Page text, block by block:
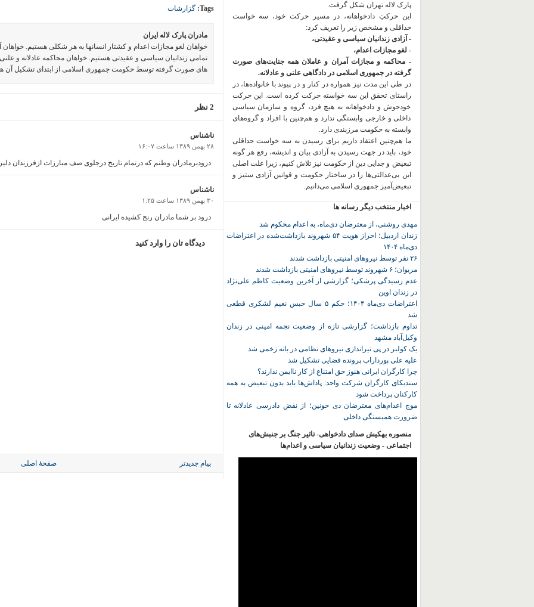
Tags: گزارشات
مادران پارک لاله ایران
خواهان لغو مجازات اعدام و کشتار انسانها به هر شکلی هستیم.
تمامی زندانیان سیاسی و عقیدتی هستیم. خواهان محاکمه عادلانه و
های صورت گرفته توسط حکومت جمهوری اسلامی از ابتدای تشکیل آن
2 نظر
ناشناس
۲۸ بهمن ۱۳۸۹ ساعت ۱۶:۰۷
درودبرمادران وطنم که درتمام تاریخ درجلوی صف مبارزات ازفرزندان
ناشناس
۳۰ بهمن ۱۳۸۹ ساعت ۱:۲۵
درود بر شما مادران رنج کشیده ایرانی
دیدگاه تان را وارد کنید
پیام جدیدتر صفحهٔ اصلی
پارک لاله تهران شکل گرفت.
این حرکتِ دادخواهانه، در مسیر حرکت خود، سه خواست
حداقلی و مشخص زیر را تعریف کرد:
- آزادی زندانیان سیاسی و عقیدتی،
- لغو مجازات اعدام،
- محاکمه و مجازات آمران و عاملان همه جنایت‌های صورت
گرفته در جمهوری اسلامی در دادگاهی علنی و عادلانه.
در طی این مدت نیز همواره در کنار و در پیوند با خانواده‌ها، در
راستای تحقق این سه خواسته حرکت کرده است. این حرکت
خودجوش و دادخواهانه به هیچ فرد، گروه و سازمان سیاسی
داخلی و خارجی وابستگی ندارد و هم‌چنین با افراد و گروه‌های
وابسته به حکومت مرزبندی دارد.
ما هم‌چنین اعتقاد داریم برای رسیدن به سه خواست حداقلی
خود، باید در جهت رسیدن به آزادی بیان و اندیشه، رفع هر گونه
تبعیض و جدایی دین از حکومت نیز تلاش کنیم، زیرا علت اصلی
این بی‌عدالتی‌ها را در ساختار حکومت و قوانین آزادی ستیز و
تبعیض‌آمیز جمهوری اسلامی می‌دانیم.
اخبار منتخب دیگر رسانه ها
مهدی روشنی، از معترضان دی‌ماه، به اعدام محکوم شد
زندان اردبیل؛ احراز هویت ۵۴ شهروند بازداشت‌شده در اعتراضات
دی‌ماه ۱۴۰۴
۲۶ نفر توسط نیروهای امنیتی بازداشت شدند
مریوان؛ ۶ شهروند توسط نیروهای امنیتی بازداشت شدند
عدم رسیدگی پزشکی؛ گزارشی از آخرین وضعیت کاظم علی‌نژاد
در زندان اوین
اعتراضات دی‌ماه ۱۴۰۴؛ حکم ۵ سال حبس نعیم لشکری قطعی
شد
تداوم بازداشت؛ گزارشی تازه از وضعیت نجمه امینی در زندان
وکیل‌آباد مشهد
یک کولبر در پی تیراندازی نیروهای نظامی در بانه زخمی شد
علیه علی پورداراب پرونده قضایی تشکیل شد
چرا کارگران ایرانی هنوز حق امتناع از کار ناایمن ندارند؟
سندیکای کارگران شرکت واحد: پاداش‌ها باید بدون تبعیض به همه
کارکنان پرداخت شود
موج اعدام‌های معترضان دی‌ خونین؛ از نقض دادرسی عادلانه تا
ضرورت همبستگی داخلی
منصوره بهکیش صدای دادخواهی- تاثیر جنگ بر جنبش‌های
اجتماعی - وضعیت زندانیان سیاسی و اعدام‌ها